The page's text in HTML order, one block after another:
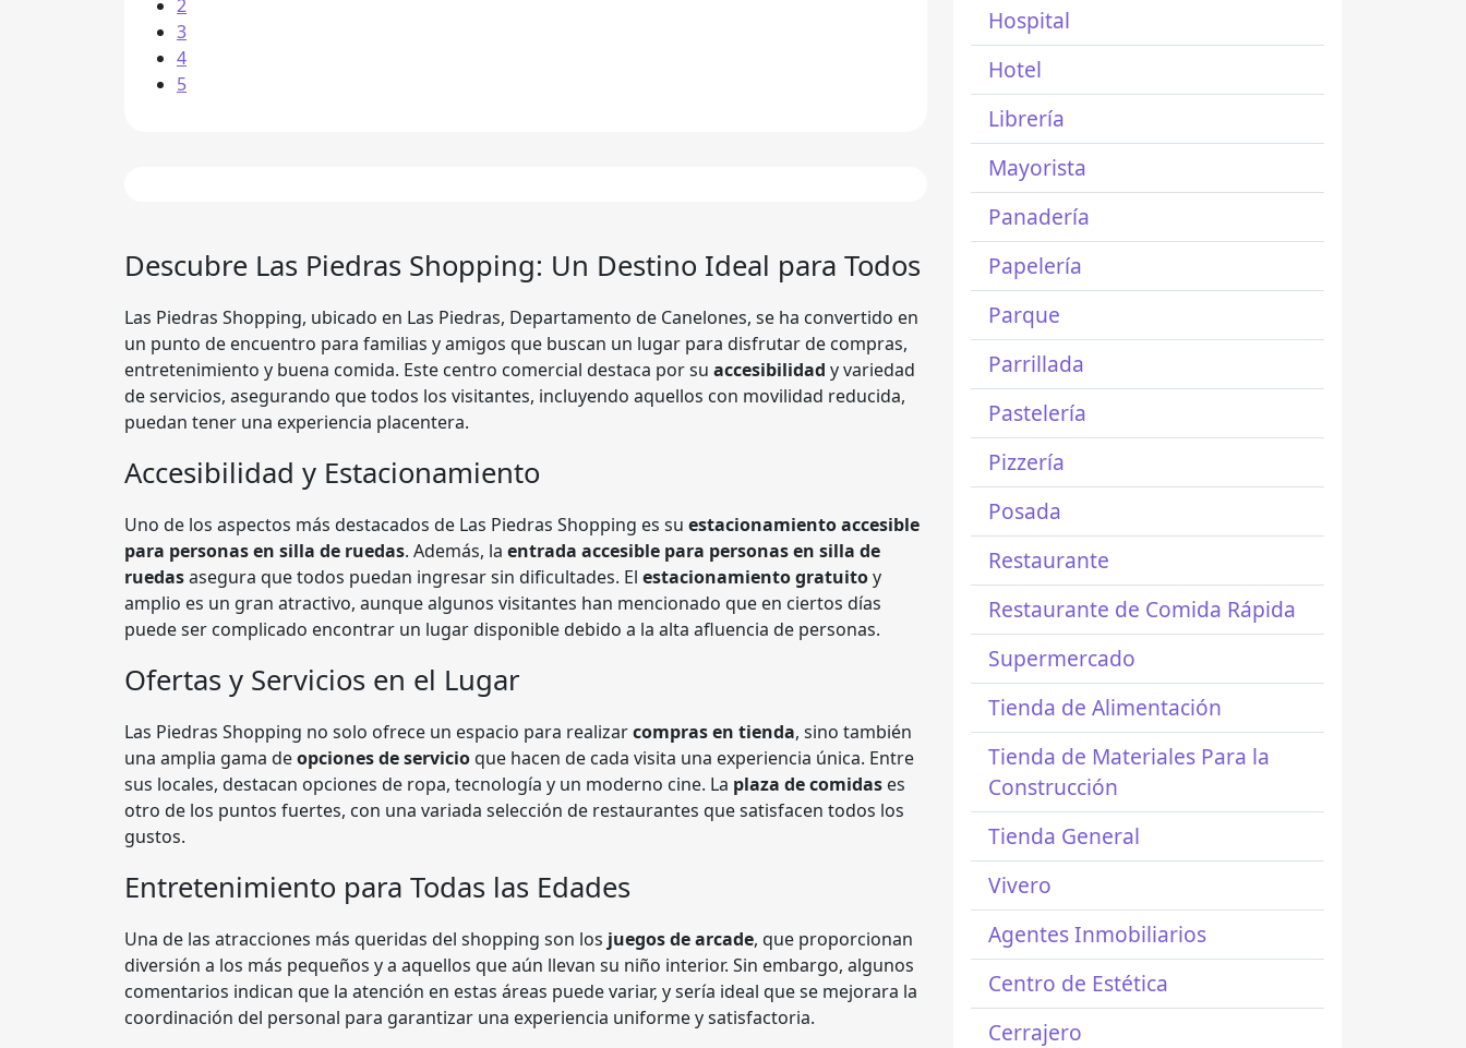
2
3
4
5
Descubre Las Piedras Shopping: Un Destino Ideal para Todos
Las Piedras Shopping, ubicado en Las Piedras, Departamento de Canelones, se ha convertido en
un punto de encuentro para familias y amigos que buscan un lugar para disfrutar de compras,
entretenimiento y buena comida. Este centro comercial destaca por su accesibilidad y variedad
de servicios, asegurando que todos los visitantes, incluyendo aquellos con movilidad reducida,
puedan tener una experiencia placentera.
Accesibilidad y Estacionamiento
Uno de los aspectos más destacados de Las Piedras Shopping es su estacionamiento accesible
para personas en silla de ruedas. Además, la entrada accesible para personas en silla de
ruedasasegura que todos puedan ingresar sin dificultades. El estacionamiento gratuitoy
amplio es un gran atractivo, aunque algunos visitantes han mencionado que en ciertos días
puede ser complicado encontrar un lugar disponible debido a la alta afluencia de personas.
Ofertas y Servicios en el Lugar
Las Piedras Shopping no solo ofrece un espacio para realizarcompras en tienda, sino también
una amplia gama deopciones de servicioque hacen de cada visita una experiencia única. Entre
sus locales, destacan opciones de ropa, tecnología y un moderno cine. La plaza de comidas es
otro de los puntos fuertes, con una variada selección de restaurantes que satisfacen todos los
gustos.
Entretenimiento para Todas las Edades
Una de las atracciones más queridas del shopping son los juegos de arcade, que proporcionan
diversión a los más pequeños y a aquellos que aún llevan su niño interior. Sin embargo, algunos
comentarios indican que la atención en estas áreas puede variar, y sería ideal que se mejorara la
coordinación del personal para garantizar una experiencia uniforme y satisfactoria.
Hospital
Hotel
Librería
Mayorista
Panadería
Papelería
Parque
Parrillada
Pastelería
Pizzería
Posada
Restaurante
Restaurante de Comida Rápida
Supermercado
Tienda de Alimentación
Tienda de Materiales Para la
Construcción
Tienda General
Vivero
Agentes Inmobiliarios
Centro de Estética
Cerrajero